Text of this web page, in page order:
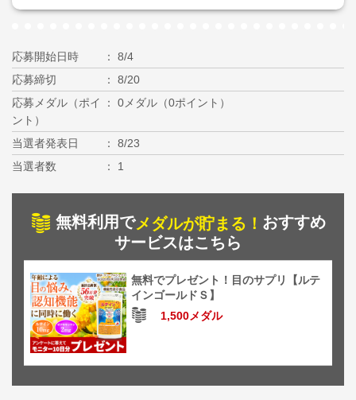
応募開始日時
8/4
応募締切
8/20
応募メダル（ポイ
ント）
0メダル（0ポイント）
当選者発表日
8/23
当選者数
1
無料利用でメダルが貯まる！ おすすめ
サービスはこちら
無料でプレゼント！目のサプリ【ルテ
インゴールドＳ】
1,500メダル